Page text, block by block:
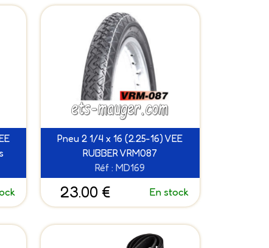
Pneu 2 1/4 x 16 (2.25-16) VEE
RUBBER VRM087
Réf : MD169
23.00 € En stock